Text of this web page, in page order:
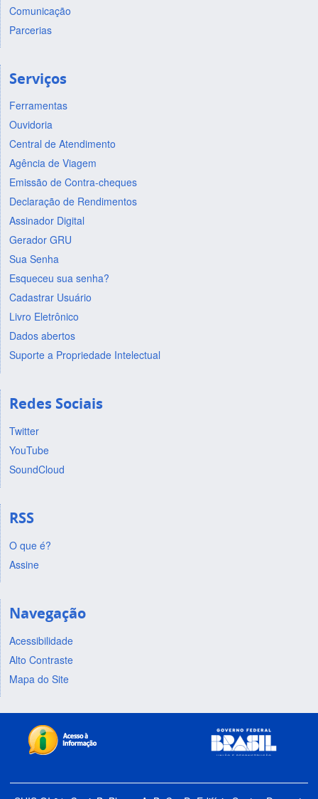
Comunicação
Parcerias
Serviços
Ferramentas
Ouvidoria
Central de Atendimento
Agência de Viagem
Emissão de Contra-cheques
Declaração de Rendimentos
Assinador Digital
Gerador GRU
Sua Senha
Esqueceu sua senha?
Cadastrar Usuário
Livro Eletrônico
Dados abertos
Suporte a Propriedade Intelectual
Redes Sociais
Twitter
YouTube
SoundCloud
RSS
O que é?
Assine
Navegação
Acessibilidade
Alto Contraste
Mapa do Site